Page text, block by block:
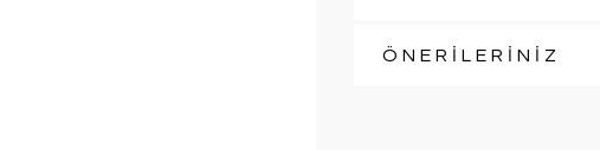
ÖNERİLERİNİZ